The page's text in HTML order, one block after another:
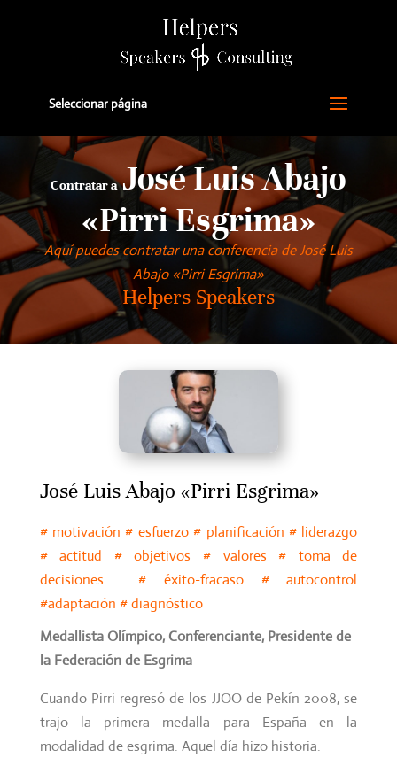
Seleccionar página
Contratar aJosé Luis Abajo
«Pirri Esgrima»
Aquí puedes contratar una conferencia de José Luis
Abajo «Pirri Esgrima»
Helpers Speakers
José Luis Abajo «Pirri Esgrima»
# motivación # esfuerzo # planificación # liderazgo
# actitud # objetivos # valores # toma de
decisiones # éxito-fracaso # autocontrol
#adaptación # diagnóstico
Medallista Olímpico, Conferenciante, Presidente de
la Federación de Esgrima
Cuando Pirri regresó de los JJOO de Pekín 2008, se
trajo la primera medalla para España en la
modalidad de esgrima. Aquel día hizo historia.